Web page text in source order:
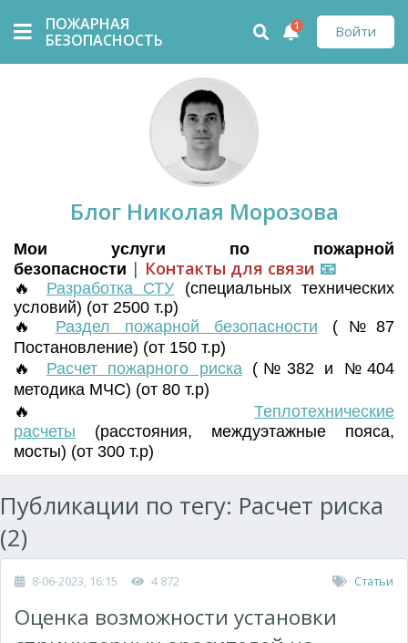
ПОЖАРНАЯ
БЕЗОПАСНОСТЬ
Войти
1
Блог Николая Морозова
Мои услуги по пожарной
безопасности | Контакты для связи 📧
🔥 Разработка СТУ (специальных технических
условий) (от 2500 т.р)
🔥 Раздел пожарной безопасности (№87
Постановление) (от 150 т.р)
🔥 Расчет пожарного риска(№382 и №404
методика МЧС) (от 80 т.р)
🔥 Теплотехнические
расчеты (расстояния, междуэтажные пояса,
мосты) (от 300 т.р)
Публикации по тегу: Расчет риска
(2)
8-06-2023, 16:15 4 872 Статьи
Оценка возможности установки